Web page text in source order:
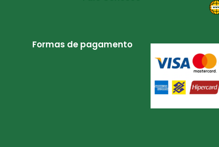
Formas de pagamento